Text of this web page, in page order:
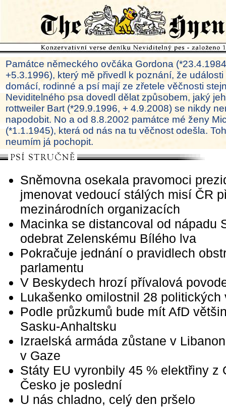
Památce německého ovčáka Gordona
+5.3.1996), který mě přivedl k poznání, že
domácí, rodinné a psí mají ze zřetele věčnosti
Neviditelného psa dovedl dělat způsobem, jaký
rottweiler Bart (*29.9.1996, + 4.9.2008) se nikdy
napodobit. No a od 8.8.2002 památce mé ženy
(*1.1.1945), která od nás na tu věčnost odešla.
neumím já pochopit.
Sněmovna osekala pravomoci
jmenovat vedoucí stálých misí ČR
mezinárodních organizacích
Macinka se distancoval od nápadu
odebrat Zelenskému Bílého lva
Pokračuje jednání o pravidlech
parlamentu
V Beskydech hrozí přívalová
Lukašenko omilostnil 28 politických
Podle průzkumů bude mít AfD
Sasku-Anhaltsku
Izraelská armáda zůstane v
v Gaze
Státy EU vyronbily 45 % elektřiny z
Česko je poslední
U nás chladno, celý den pršelo